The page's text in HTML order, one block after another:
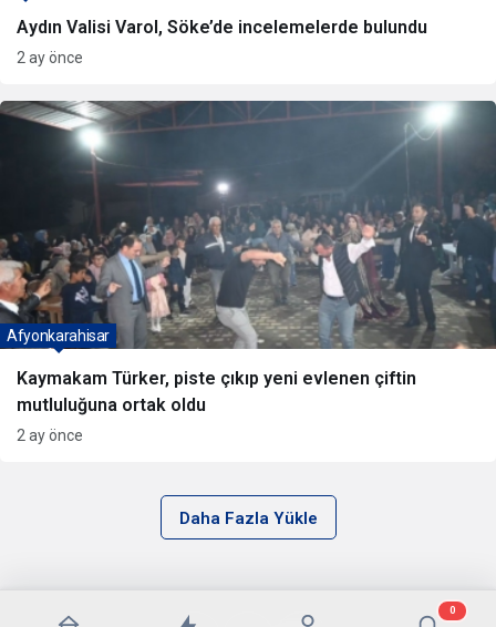
Aydın Valisi Varol, Söke’de incelemelerde bulundu
2 ay önce
Kaymakam Türker, piste çıkıp yeni evlenen çiftin
mutluluğuna ortak oldu
Afyonkarahisar
2 ay önce
Daha Fazla Yükle
0